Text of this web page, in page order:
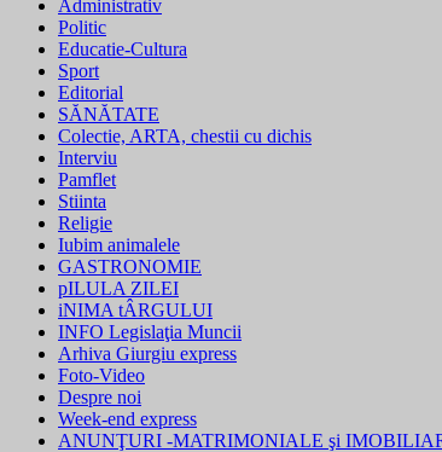
Administrativ
Politic
Educatie-Cultura
Sport
Editorial
SĂNĂTATE
Colectie, ARTA, chestii cu dichis
Interviu
Pamflet
Stiinta
Religie
Iubim animalele
GASTRONOMIE
pILULA ZILEI
iNIMA tÂRGULUI
INFO Legislaţia Muncii
Arhiva Giurgiu express
Foto-Video
Despre noi
Week-end express
ANUNŢURI -MATRIMONIALE şi